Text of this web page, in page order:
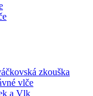
zkouška
vlče
a Vlk